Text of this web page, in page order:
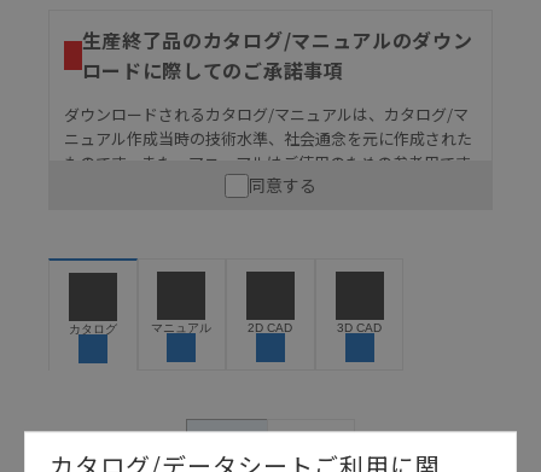
生産終了品のカタログ/マニュアルのダウン
ロードに際してのご承諾事項
ダウンロードされるカタログ/マニュアルは、カタログ/マ
ニュアル作成当時の技術水準、社会通念を元に作成された
ものです。また、マニュアルはご使用のための参考用です
ので、ご使用にあたっての安全性については十分にご配慮
うな用途に使用される場合には、システム全体として
保できるよう設計されていること、および本製品が全
ン事例は参考用ですので、ご採用に際しては機器・装
置の機能や安全性をご確認のうえご使用ください。・
同意する
カタログ マニュアル 2D CAD 3D CAD
カタログ/データシートご利用に関